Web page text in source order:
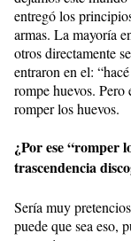
entregó los
armas. La mayoría
otros directamente
entraron en el:
rompe huevos. Pero
romper los huevos.
¿Por ese “romper
trascendencia
Sería muy
puede que sea eso,